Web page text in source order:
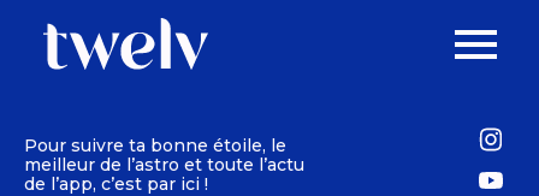
Pour suivre ta bonne étoile, le
meilleur de l’astro et toute l’actu
de l’app, c’est par ici !